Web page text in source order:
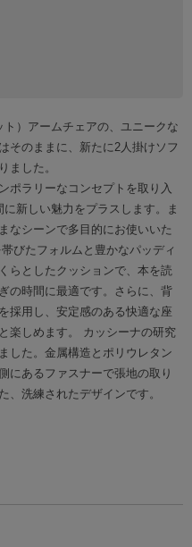
）アームチェアの、ユニークな
そのままに、新たに2人掛けソフ
ました。
ポラリーなコンセプトを取り入
新しい魅力をプラスします。ま
なシーンで多目的にお使いいた
びたフォルムと豊かなパッディ
らとしたクッションで、本を読
の時間に最適です。さらに、背
採用し、安定感のある快適な座
楽しめます。 カッシーナの研究
した。金属構造とポリウレタン
にあるファスナーで張地の取り
、洗練されたデザインです。